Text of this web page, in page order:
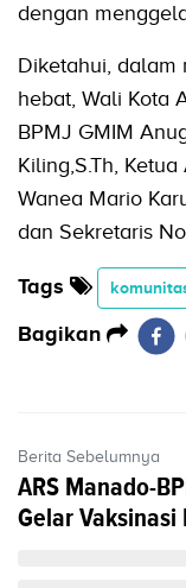
dengan
Diketahui, dalam
hebat, Wali Kota
BPMJ GMIM
Kiling,S.Th,
Wanea Mario
dan Sekretaris
Tags
Bagikan
Berita Sebelumnya
ARS Manado-
Gelar Vaksinasi